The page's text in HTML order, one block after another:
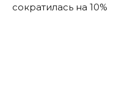
сократилась на 10%